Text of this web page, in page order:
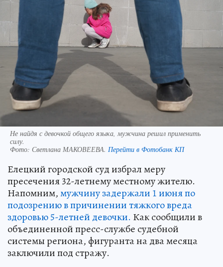
Не найдя с девочкой общего языка, мужчина решил применить
силу.
Фото: Светлана МАКОВЕЕВА. Перейти в Фотобанк КП
Елецкий городской суд избрал меру
пресечения 32-летнему местному жителю.
Напомним,мужчину задержали 1 июня по
подозрению в причинении тяжкого вреда
здоровью 5-летней девочки. Как сообщили в
объединенной пресс-службе судебной
системы региона, фигуранта на два месяца
заключили под стражу.